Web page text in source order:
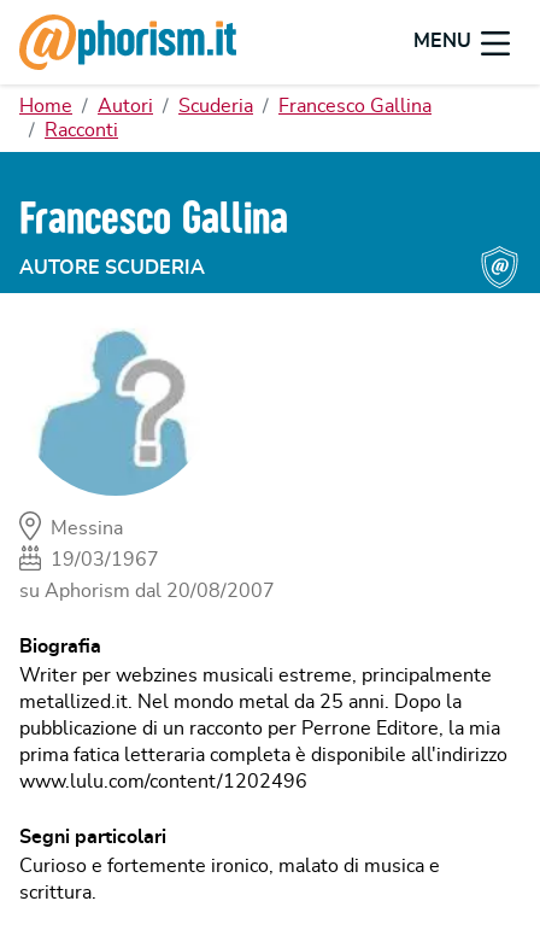
MENU
Home Autori Scuderia
Francesco Gallina
Racconti
Francesco Gallina
AUTORE SCUDERIA
Messina
19/03/1967
su Aphorism dal 20/08/2007
Biografia
Writer per webzines musicali estreme, principalmente
metallized.it. Nel mondo metal da 25 anni. Dopo la
pubblicazione di un racconto per Perrone Editore, la mia
prima fatica letteraria completa è disponibile all'indirizzo
www.lulu.com/content/1202496
Segni particolari
Curioso e fortemente ironico, malato di musica e
scrittura.